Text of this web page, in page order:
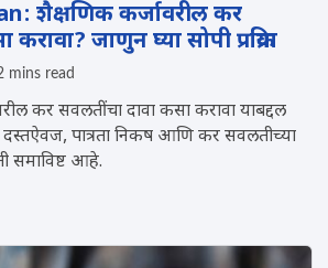
शैक्षणिक कर्जावरील कर
जाणुन घ्या सोपी प्रक्रिया
mins read
कर सवलतींचा दावा कसा करावा याबद्दल
दस्तऐवज, पात्रता निकष आणि कर सवलतीच्या
समाविष्ट आहे.